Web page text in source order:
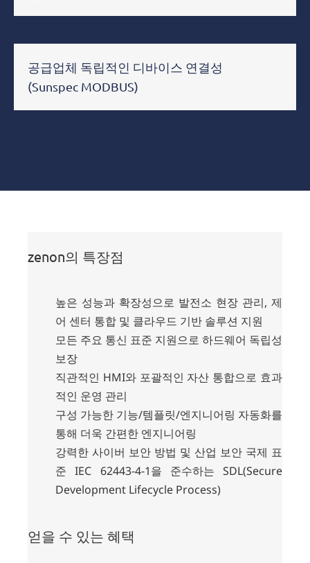
공급업체 독립적인 디바이스 연결성
(Sunspec MODBUS)
zenon의 특장점
높은 성능과 확장성으로 발전소 현장 관리, 제
어 센터 통합 및 클라우드 기반 솔루션 지원
모든 주요 통신 표준 지원으로 하드웨어 독립성
보장
직관적인 HMI와 포괄적인 자산 통합으로 효과
적인 운영 관리
구성 가능한 기능/템플릿/엔지니어링 자동화를
통해 더욱 간편한 엔지니어링
강력한 사이버 보안 방법 및 산업 보안 국제 표
준 IEC 62443-4-1을 준수하는 SDL(Secure
Development Lifecycle Process)
얻을 수 있는 혜택